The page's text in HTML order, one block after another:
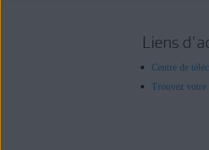
Liens
Centre de
Trouvez votre